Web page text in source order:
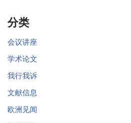
分类
会议讲座
学术论文
我行我诉
文献信息
欧洲见闻